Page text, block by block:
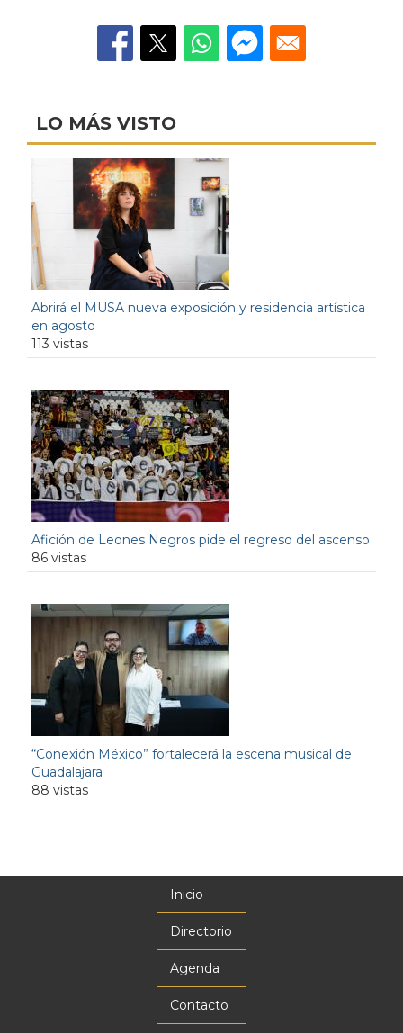
LO MÁS VISTO
Abrirá el MUSA nueva exposición y residencia artística
en agosto
113 vistas
Afición de Leones Negros pide el regreso del ascenso
86 vistas
“Conexión México” fortalecerá la escena musical de
Guadalajara
88 vistas
Inicio
Directorio
Agenda
Contacto